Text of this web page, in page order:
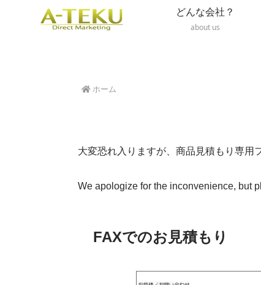
どんな会社？
about us
ホーム
大変恐れ入りますが、商品見積もり専用
We apologize for the inconvenience, but
FAXでのお見積もり